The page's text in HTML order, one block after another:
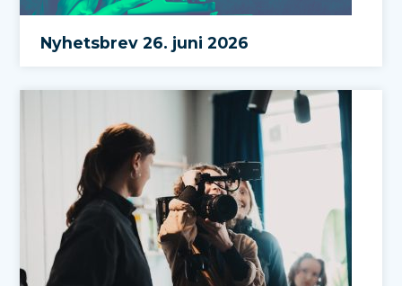
Nyhetsbrev 26. juni 2026